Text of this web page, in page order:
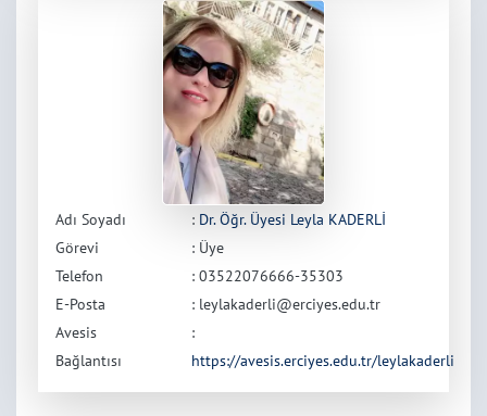
Adı Soyadı : Dr. Öğr. Üyesi Leyla KADERLİ
Görevi
: Üye
Telefon
: 03522076666-35303
E-Posta
: leylakaderli@erciyes.edu.tr
Avesis
Bağlantısı
:
https://avesis.erciyes.edu.tr/leylakaderli